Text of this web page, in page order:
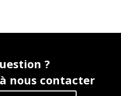
?
nous contacter